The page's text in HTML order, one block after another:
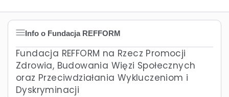
Info o Fundacja REFFORM
Fundacja REFFORM na Rzecz Promocji
Zdrowia, Budowania Więzi Społecznych
oraz Przeciwdziałania Wykluczeniom i
Dyskryminacji